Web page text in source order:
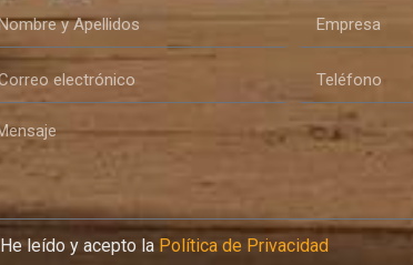
He leído y acepto la Política de Privacidad